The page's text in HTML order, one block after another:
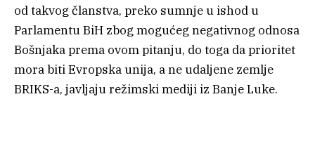
od takvog članstva, preko sumnje u ishod u
Parlamentu BiH zbog mogućeg negativnog odnosa
Bošnjaka prema ovom pitanju, do toga da prioritet
mora biti Evropska unija, a ne udaljene zemlje
BRIKS-a, javljaju režimski mediji iz Banje Luke.